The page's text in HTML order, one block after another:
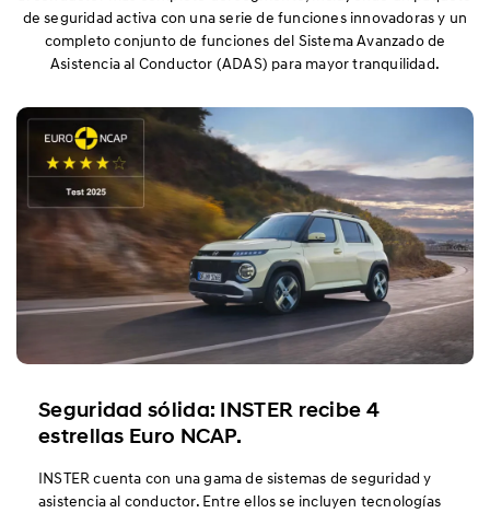
Prestaciones
Seguridad
de seguridad activa con una serie de funciones innovadoras y un
completo conjunto de funciones del Sistema Avanzado de
Asistencia al Conductor (ADAS) para mayor tranquilidad.
Seguridad sólida: INSTER recibe 4
estrellas Euro NCAP.
INSTER cuenta con una gama de sistemas de seguridad y
asistencia al conductor. Entre ellos se incluyen tecnologías